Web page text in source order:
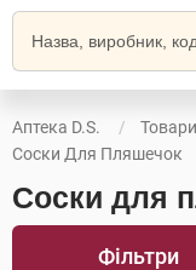
Аптека D.S.
Соски Для Пляшечок
Соски для
Фільтри